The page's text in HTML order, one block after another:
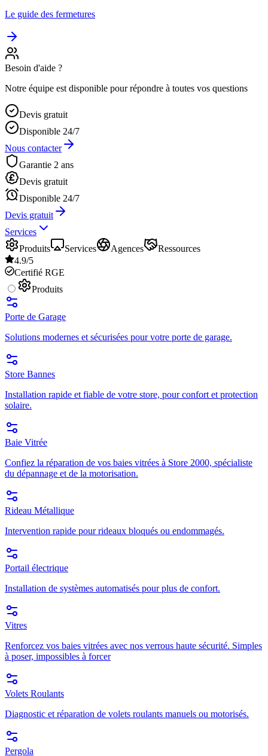
Le guide des fermetures
Besoin d'aide ?
Notre équipe est disponible pour répondre à toutes vos questions
Devis gratuit
Disponible 24/7
Nous contacter
Garantie 2 ans
Devis gratuit
Disponible 24/7
Devis gratuit
Services
Produits
Services Agences
Ressources
4.9/5
Certifié RGE
Produits
Porte de Garage
Solutions modernes et sécurisées pour votre porte de garage.
Store Bannes
Installation rapide et fiable de votre store, pour confort et protection
solaire.
Baie Vitrée
Confiez la réparation de vos baies vitrées à Store 2000, spécialiste
du dépannage et de la motorisation.
Rideau Métallique
Intervention rapide pour rideaux bloqués ou endommagés.
Portail électrique
Installation de systèmes automatisés pour plus de confort.
Vitres
Renforcez vos baies vitrées avec nos verrous haute sécurité. Simples
à poser, impossibles à forcer
Volets Roulants
Diagnostic et réparation de volets roulants manuels ou motorisés.
Pergola